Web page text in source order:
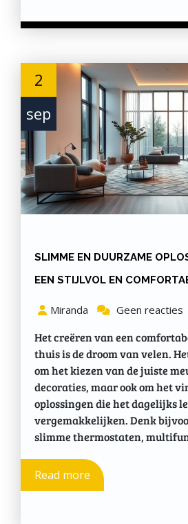
2
sep
SLIMME EN DUURZAME
EEN STIJLVOL EN
Miranda Geen reacties
Het creëren van een
thuis is de droom van velen.
om het kiezen van de juiste
decoraties, maar ook om het
oplossingen die het dagelijks
vergemakkelijken. Denk
slimme thermostaten,
Read more